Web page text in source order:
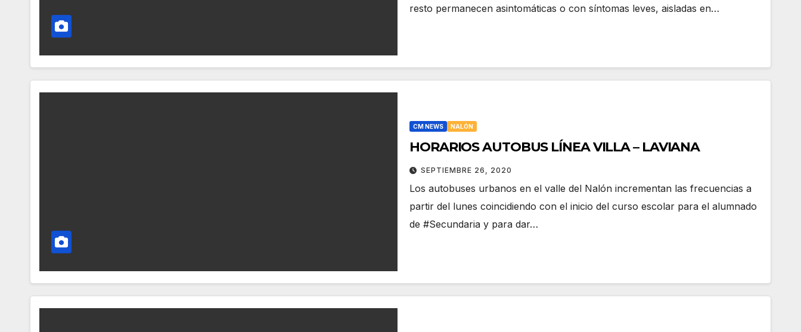
resto permanecen asintomáticas o con síntomas leves, aisladas en…
CM NEWS NALÓN
HORARIOS AUTOBUS LÍNEA VILLA – LAVIANA
SEPTIEMBRE 26, 2020
Los autobuses urbanos en el valle del Nalón incrementan las frecuencias a
partir del lunes coincidiendo con el inicio del curso escolar para el alumnado
de #Secundaria y para dar…